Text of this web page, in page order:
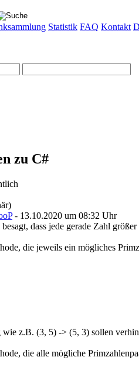
Statistik FAQ Kontakt
zu C#
- 13.10.2020 um 08:32 Uhr
besagt, dass jede gerade Zahl
die jeweils ein mögliches
z.B. (3, 5) -> (5, 3) sollen
die alle mögliche